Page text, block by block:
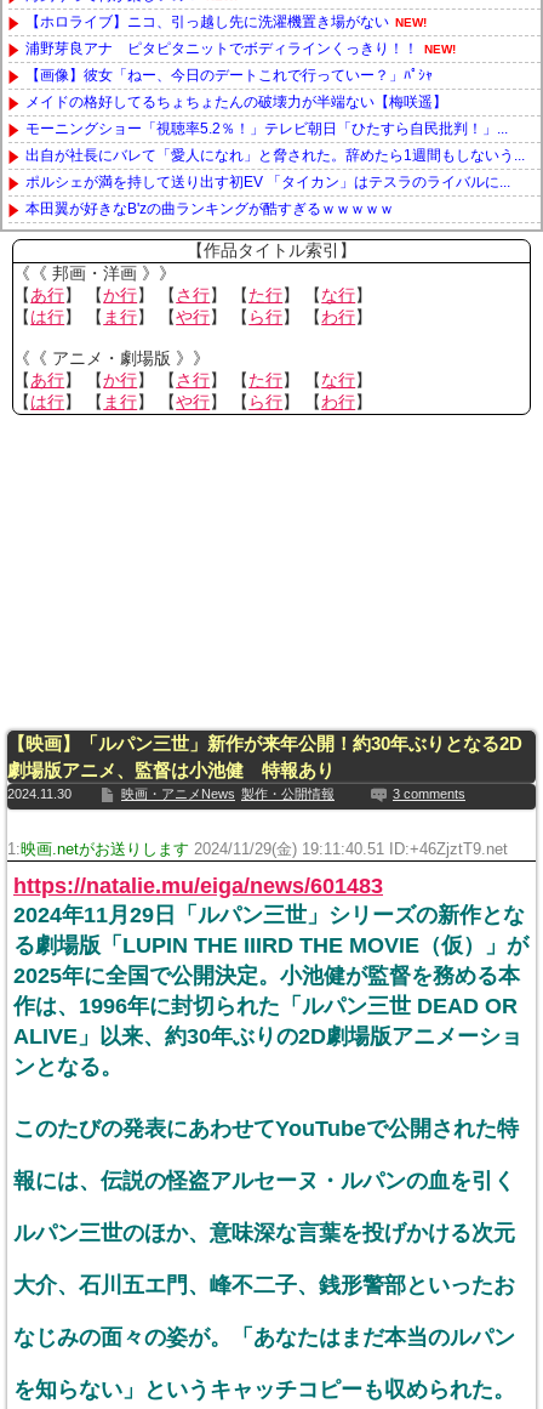
【ホロライブ】ニコ、引っ越し先に洗濯機置き場がない NEW!
浦野芽良アナ ピタピタニットでボディラインくっきり！！ NEW!
【画像】彼女「ねー、今日のデートこれで行っていー？」ﾊﾟｼｬ
メイドの格好してるちょちょたんの破壊力が半端ない【梅咲遥】
モーニングショー「視聴率5.2％！」テレビ朝日「ひたすら自民批判！」...
出自が社長にバレて「愛人になれ」と脅された。辞めたら1週間もしないう...
ポルシェが満を持して送り出す初EV 「タイカン」はテスラのライバルに...
本田翼が好きなB'zの曲ランキングが酷すぎるｗｗｗｗｗ
Powered by livedoor 相互RSS
【作品タイトル索引】
《《 邦画・洋画 》》
【あ行】 【か行】 【さ行】 【た行】 【な行】
【は行】 【 ま行】 【や行】 【 ら行】 【わ行】
《《 アニメ・劇場版 》》
【あ行】 【か行】 【さ行】 【た行】 【な行】
【は行】 【 ま行】 【や行】 【 ら行】 【わ行】
【映画】「ルパン三世」新作が来年公開！約30年ぶりとなる2D
劇場版アニメ、監督は小池健 特報あり
2024.11.30 映画・アニメNews 製作・公開情報 3 comments
1:映画.netがお送りします 2024/11/29(金) 19:11:40.51 ID:+46ZjztT9.net
https://natalie.mu/eiga/news/601483
2024年11月29日「ルパン三世」シリーズの新作とな
る劇場版「LUPIN THE IIIRD THE MOVIE（仮）」が
2025年に全国で公開決定。小池健が監督を務める本
作は、1996年に封切られた「ルパン三世 DEAD OR
ALIVE」以来、約30年ぶりの2D劇場版アニメーショ
ンとなる。
このたびの発表にあわせてYouTubeで公開された特
報には、伝説の怪盗アルセーヌ・ルパンの血を引く
ルパン三世のほか、意味深な言葉を投げかける次元
大介、石川五エ門、峰不二子、銭形警部といったお
なじみの面々の姿が。「あなたはまだ本当のルパン
を知らない」というキャッチコピーも収められた。